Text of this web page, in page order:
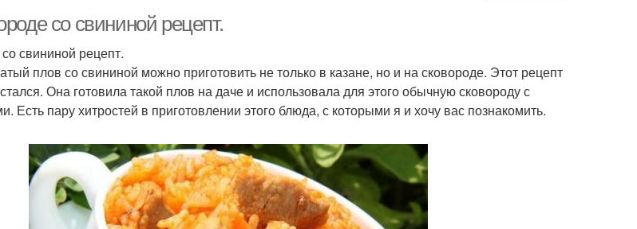
со свининой рецепт.
свининой рецепт.
плов со свининой можно приготовить не только в казане, но и на сковороде. Этот рецепт
Она готовила такой плов на даче и использовала для этого обычную сковороду с
Есть пару хитростей в приготовлении этого блюда, с которыми я и хочу вас познакомить.